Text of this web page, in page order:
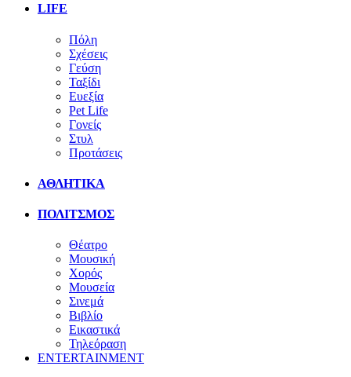
LIFE
Πόλη
Σχέσεις
Γεύση
Ταξίδι
Ευεξία
Pet Life
Γονείς
Στυλ
Προτάσεις
ΑΘΛΗΤΙΚΑ
ΠΟΛΙΤΣΜΟΣ
Θέατρο
Μουσική
Χορός
Μουσεία
Σινεμά
Βιβλίο
Εικαστικά
Τηλεόραση
ENTERTAINMENT